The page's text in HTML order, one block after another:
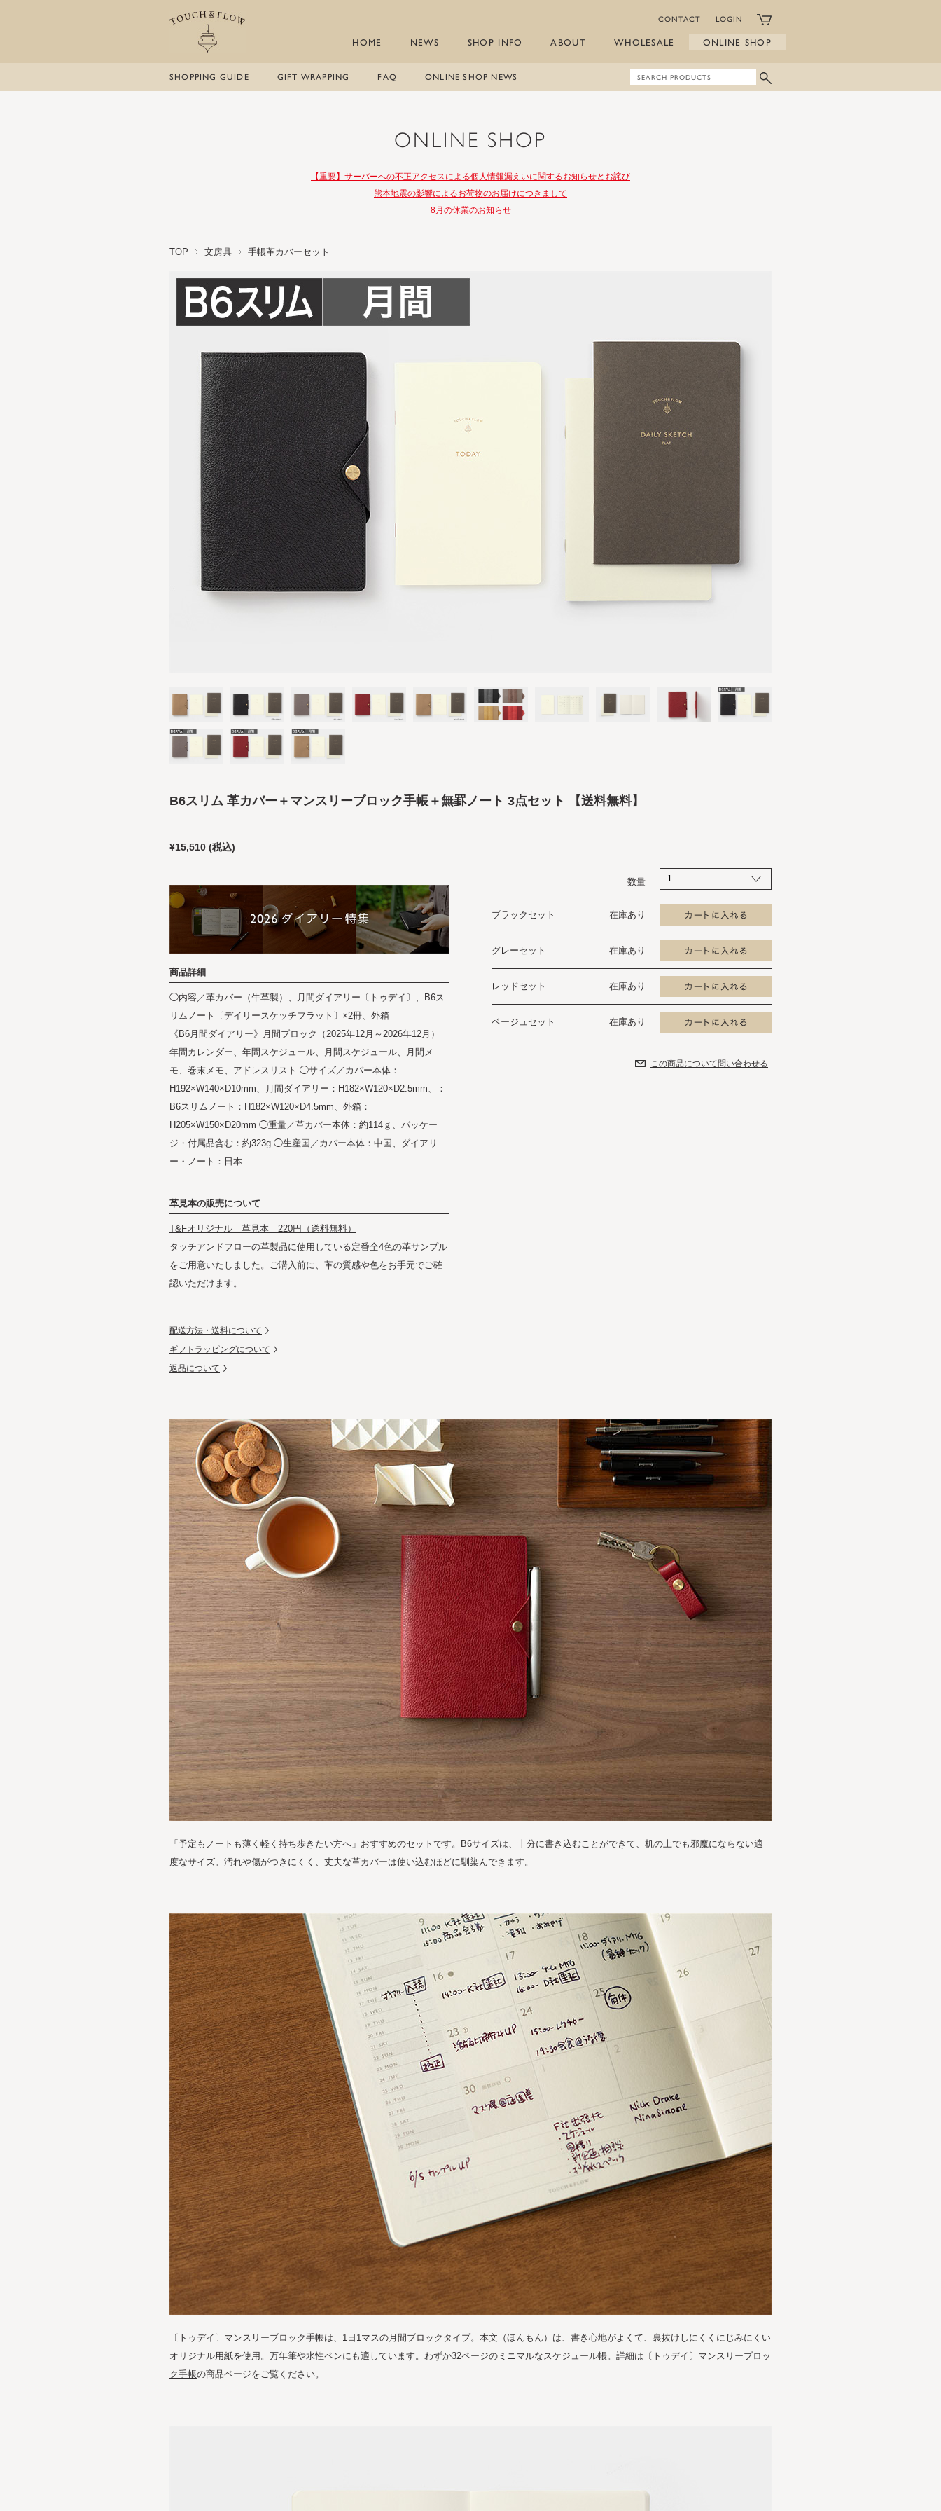
CONTACT LOGIN
HOME NEWS SHOP INFO ABOUT WHOLESALE ONLINE SHOP
SHOPPING GUIDE GIFT WRAPPING FAQ ONLINE SHOP NEWS
ONLINE SHOP
【重要】サーバーへの不正アクセスによる個人情報漏えいに関するお知らせとお詫び
熊本地震の影響によるお荷物のお届けにつきまして
8月の休業のお知らせ
TOP 文房具 手帳革カバーセット
B6スリム 革カバー＋マンスリーブロック手帳＋無罫ノート 3点セット 【送料無料】
¥15,510 (税込)
数量
ブラックセット 在庫あり
グレーセット 在庫あり
レッドセット 在庫あり
ベージュセット 在庫あり
この商品について問い合わせる
商品詳細
◯内容／革カバー（牛革製）、月間ダイアリー〔トゥデイ〕、B6ス
リムノート〔デイリースケッチフラット〕×2冊、外箱
《B6月間ダイアリー》月間ブロック（2025年12月～2026年12月）
年間カレンダー、年間スケジュール、月間スケジュール、月間メ
モ、巻末メモ、アドレスリスト ◯サイズ／カバー本体：
H192×W140×D10mm、月間ダイアリー：H182×W120×D2.5mm、：
B6スリムノート：H182×W120×D4.5mm、外箱：
H205×W150×D20mm ◯重量／革カバー本体：約114ｇ、パッケー
ジ・付属品含む：約323g ◯生産国／カバー本体：中国、ダイアリ
ー・ノート：日本
革見本の販売について
T&Fオリジナル 革見本 220円（送料無料）
タッチアンドフローの革製品に使用している定番全4色の革サンプル
をご用意いたしました。ご購入前に、革の質感や色をお手元でご確
認いただけます。
配送方法・送料について
ギフトラッピングについて
返品について
「予定もノートも薄く軽く持ち歩きたい方へ」おすすめのセットです。B6サイズは、十分に書き込むことができて、机の上でも邪魔にならない適
度なサイズ。汚れや傷がつきにくく、丈夫な革カバーは使い込むほどに馴染んできます。
〔トゥデイ〕マンスリーブロック手帳は、1日1マスの月間ブロックタイプ。本文（ほんもん）は、書き心地がよくて、裏抜けしにくくにじみにくい
オリジナル用紙を使用。万年筆や水性ペンにも適しています。わずか32ページのミニマルなスケジュール帳。詳細は 〔トゥデイ〕マンスリーブロッ
ク手帳の商品ページをご覧ください。